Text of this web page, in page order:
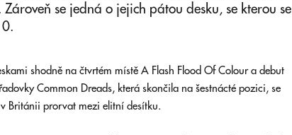
se jedná o jejich pátou desku, se kterou se
shodně na čtvrtém místě A Flash Flood Of Colour a debut
Common Dreads, která skončila na šestnácté pozici, se
Británii prorvat mezi elitní desítku.